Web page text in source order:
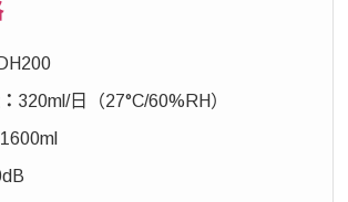
320ml/日（27°C/60%RH）
1600ml